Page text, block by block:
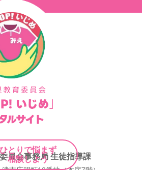
ひとりで悩まず
相談しよう
員会事務局 生徒指導課